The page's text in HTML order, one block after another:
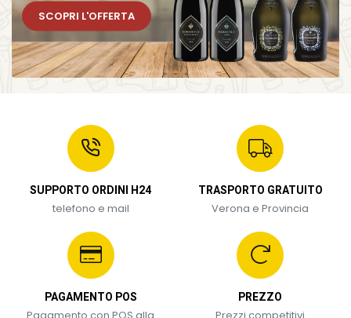
SCOPRI L'OFFERTA
SUPPORTO ORDINI H24
telefono e mail
TRASPORTO GRATUITO
Verona e Provincia
PAGAMENTO POS PREZZO